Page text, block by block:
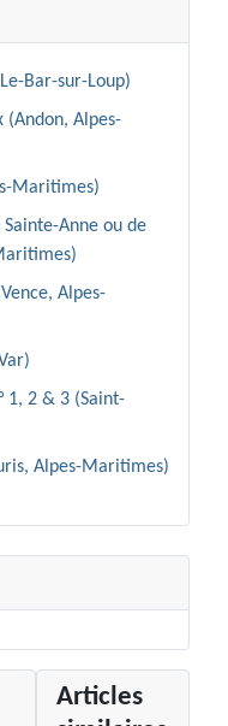
Bar-sur-Loup)
(Andon, Alpes-
Maritimes)
Anne ou de
Alpes-
1, 2 & 3 (Saint-
Alpes-Maritimes)
Articles